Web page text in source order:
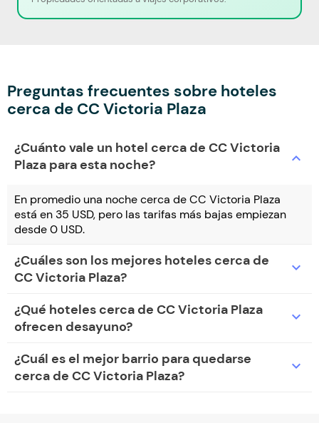
Preguntas frecuentes sobre hoteles
cerca de CC Victoria Plaza
¿Cuánto vale un hotel cerca de CC Victoria
Plaza para esta noche?
expand_more
En promedio una noche cerca de CC Victoria Plaza
está en 35 USD, pero las tarifas más bajas empiezan
desde 0 USD.
¿Cuáles son los mejores hoteles cerca de
CC Victoria Plaza?
expand_more
¿Qué hoteles cerca de CC Victoria Plaza
ofrecen desayuno?
expand_more
¿Cuál es el mejor barrio para quedarse
cerca de CC Victoria Plaza?
expand_more